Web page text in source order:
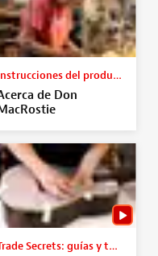
Instrucciones del producto
de Don
Trade Secrets: guías y tutoriales